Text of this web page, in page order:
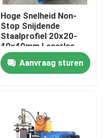
Hoge Snelheid Non-
Stop Snijdende
Staalprofiel 20x20-
40x40mm Laserlas
Pijp Productie
Rolvormmachine
Aanvraag sturen